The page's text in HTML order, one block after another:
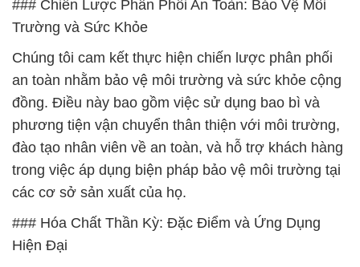
### Chiến Lược Phân Phối An Toàn: Bảo Vệ Môi
Trường và Sức Khỏe
Chúng tôi cam kết thực hiện chiến lược phân phối
an toàn nhằm bảo vệ môi trường và sức khỏe cộng
đồng. Điều này bao gồm việc sử dụng bao bì và
phương tiện vận chuyển thân thiện với môi trường,
đào tạo nhân viên về an toàn, và hỗ trợ khách hàng
trong việc áp dụng biện pháp bảo vệ môi trường tại
các cơ sở sản xuất của họ.
### Hóa Chất Thần Kỳ: Đặc Điểm và Ứng Dụng
Hiện Đại